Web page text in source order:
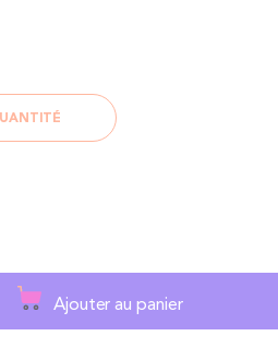
Ajouter au panier